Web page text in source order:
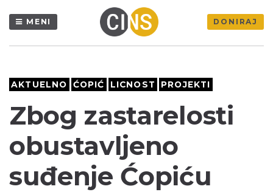
MENI DONIRAJ
AKTUELNO ĆOPIĆ LICNOST PROJEKTI
Zbog zastarelosti
obustavljeno
suđenje Ćopiću